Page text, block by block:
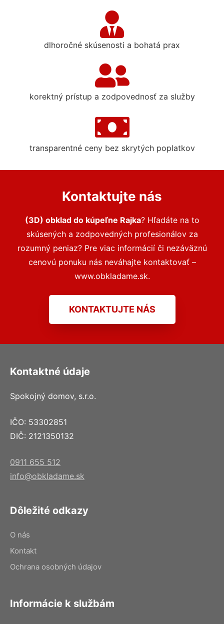
dlhoročné skúsenosti a bohatá prax
korektný prístup a zodpovednosť za služby
transparentné ceny bez skrytých poplatkov
Kontaktujte nás
(3D) obklad do kúpeľne Rajka? Hľadáte na to
skúsených a zodpovedných profesionálov za
rozumný peniaz? Pre viac informácií či nezáväznú
cenovú ponuku nás neváhajte kontaktovať –
www.obkladame.sk.
KONTAKTUJTE NÁS
Kontaktné údaje
Spokojný domov, s.r.o.
IČO: 53302851
DIČ: 2121350132
0911 655 512
info@obkladame.sk
Dôležité odkazy
O nás
Kontakt
Ochrana osobných údajov
Informácie k službám